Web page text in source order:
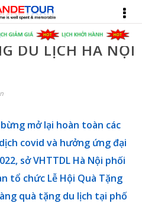
DU LỊCH HÀ NỘI
mở lại hoàn toàn các
covid và hưởng ứng đại
sở VHTTDL Hà Nội phối
tổ chức Lễ Hội Quà Tặng
quà tặng du lịch tại phố